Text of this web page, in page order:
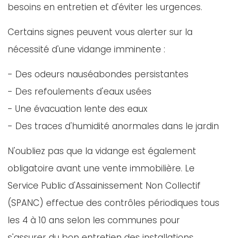
besoins en entretien et d'éviter les urgences.
Certains signes peuvent vous alerter sur la
nécessité d'une vidange imminente :
- Des odeurs nauséabondes persistantes
- Des refoulements d'eaux usées
- Une évacuation lente des eaux
- Des traces d'humidité anormales dans le jardin
N'oubliez pas que la vidange est également
obligatoire avant une vente immobilière. Le
Service Public d'Assainissement Non Collectif
(SPANC) effectue des contrôles périodiques tous
les 4 à 10 ans selon les communes pour